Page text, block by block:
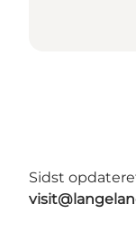
Sidst